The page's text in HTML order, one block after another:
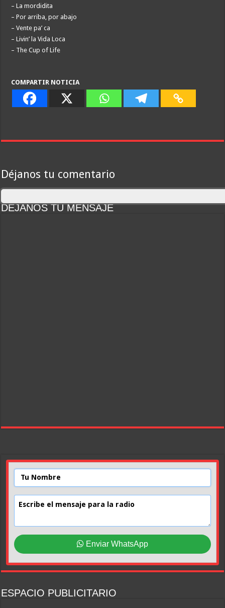
– La mordidita
– Por arriba, por abajo
– Vente pa’ ca
– Livin’ la Vida Loca
– The Cup of Life
COMPARTIR NOTICIA
Déjanos tu comentario
DEJANOS TU MENSAJE
Enviar WhatsApp
ESPACIO PUBLICITARIO